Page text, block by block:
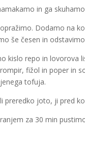
in ga
Dodamo na
še česen in
kislo repo in lovorova
fižol in poper in
tofuja.
preredko joto, ji pred
za 30 min